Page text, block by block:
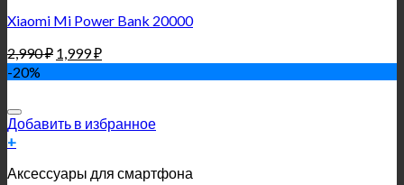
Xiaomi Mi Power Bank 20000
2,990₽ 1,999₽
-20%
Добавить в избранное
+
Аксессуары для смартфона